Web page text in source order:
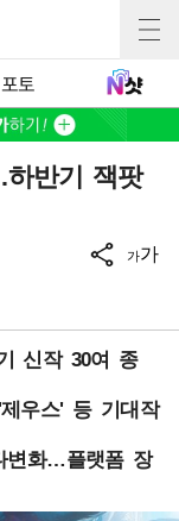
포토
반기 잭팟
가가
신작 30여 종
우스' 등 기대작
변화…플랫폼 장